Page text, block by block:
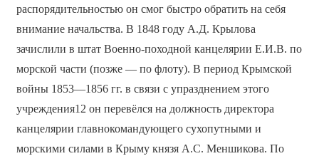
распорядительностью он смог быстро обратить на себя
внимание начальства. В 1848 году А.Д. Крылова
зачислили в штат Военно-походной канцелярии Е.И.В. по
морской части (позже — по флоту). В период Крымской
войны 1853—1856 гг. в связи с упразднением этого
учреждения12 он перевёлся на должность директора
канцелярии главнокомандующего сухопутными и
морскими силами в Крыму князя А.С. Меншикова. По